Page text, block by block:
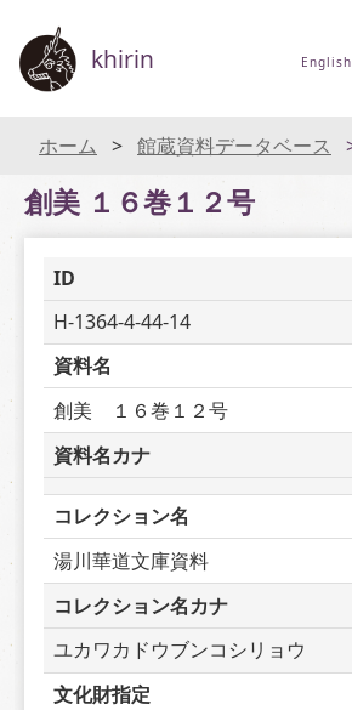
khirin English
ホーム 館蔵資料データベース
創美 １６巻１２号
ID
H-1364-4-44-14
資料名
創美　１６巻１２号
資料名カナ
コレクション名
湯川華道文庫資料
コレクション名カナ
ユカワカドウブンコシリョウ
文化財指定